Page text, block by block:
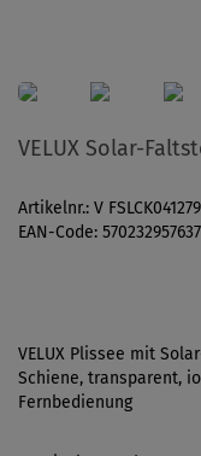
VELUX Solar-
Artikelnr.: V
EAN-Code:
VELUX Plissee mit
Schiene, transparent,
Fernbedienung